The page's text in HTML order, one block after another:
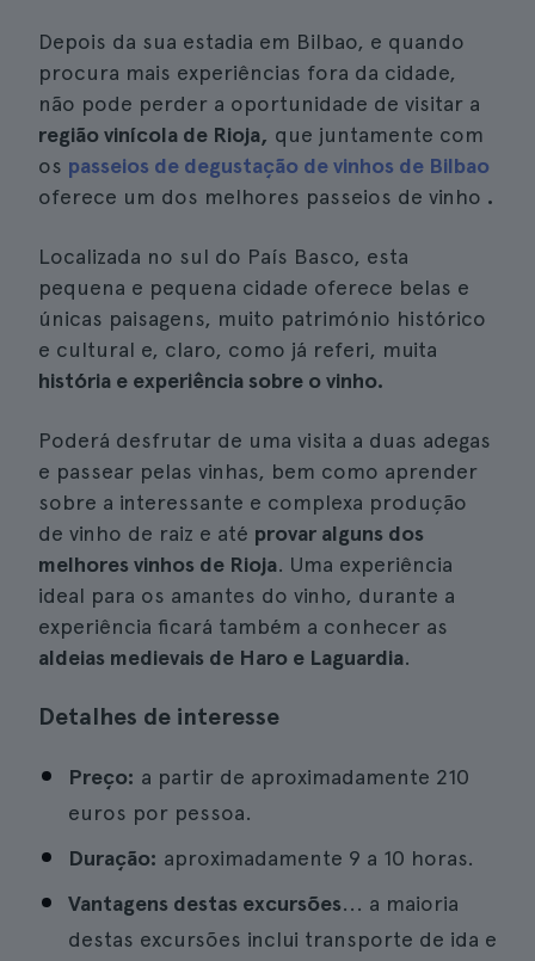
Depois da sua estadia em Bilbao, e quando
procura mais experiências fora da cidade,
não pode perder a oportunidade de visitar a
região vinícola de Rioja, que juntamente com
os passeios de degustação de vinhos de Bilbao
oferece um dos melhores passeios de vinho .
Localizada no sul do País Basco, esta
pequena e pequena cidade oferece belas e
únicas paisagens, muito património histórico
e cultural e, claro, como já referi, muita
história e experiência sobre o vinho.
Poderá desfrutar de uma visita a duas adegas
e passear pelas vinhas, bem como aprender
sobre a interessante e complexa produção
de vinho de raiz e até provar alguns dos
melhores vinhos de Rioja. Uma experiência
ideal para os amantes do vinho, durante a
experiência ficará também a conhecer as
aldeias medievais de Haro e Laguardia.
Detalhes de interesse
Preço: a partir de aproximadamente 210
euros por pessoa.
Duração: aproximadamente 9 a 10 horas.
Vantagens destas excursões... a maioria
destas excursões inclui transporte de ida e